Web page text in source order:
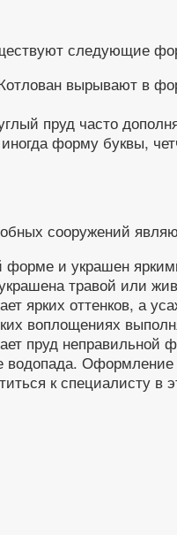
следующие
вырывают в
пруд часто
форму буквы,
сооружений
и украшен
травой или
ярких оттенков, а
воплощениях
пруд
Оформление
к специалисту в